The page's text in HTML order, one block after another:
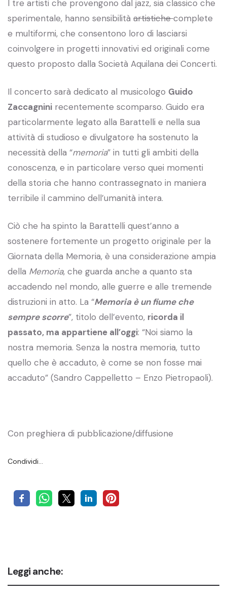
I tre artisti che provengono dal jazz, sia classico che
sperimentale, hanno sensibilità artistichecomplete
e multiformi, che consentono loro di lasciarsi
coinvolgere in progetti innovativi ed originali come
questo proposto dalla Società Aquilana dei Concerti.
Il concerto sarà dedicato al musicologo Guido
Zaccagnini recentemente scomparso. Guido era
particolarmente legato alla Barattelli e nella sua
attività di studioso e divulgatore ha sostenuto la
necessità della “memoria” in tutti gli ambiti della
conoscenza, e in particolare verso quei momenti
della storia che hanno contrassegnato in maniera
terribile il cammino dell’umanità intera.
Ciò che ha spinto la Barattelli quest’anno a
sostenere fortemente un progetto originale per la
Giornata della Memoria, è una considerazione ampia
della Memoria, che guarda anche a quanto sta
accadendo nel mondo, alle guerre e alle tremende
distruzioni in atto. La “Memoria è un fiume che
sempre scorre”, titolo dell’evento, ricorda il
passato, ma appartiene all’oggi: “Noi siamo la
nostra memoria. Senza la nostra memoria, tutto
quello che è accaduto, è come se non fosse mai
accaduto” (Sandro Cappelletto – Enzo Pietropaoli).
Con preghiera di pubblicazione/diffusione
Condividi…
Leggi anche: